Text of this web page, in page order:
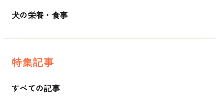
犬の栄養・食事
特集記事
すべての記事